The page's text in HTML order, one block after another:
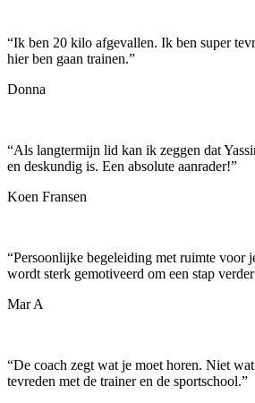
“Ik ben 20 kilo afgevallen. Ik ben super
hier ben gaan trainen.”
Donna
“Als langtermijn lid kan ik zeggen dat
en deskundig is. Een absolute aanrader!”
Koen Fransen
“Persoonlijke begeleiding met ruimte voor
wordt sterk gemotiveerd om een stap
Mar A
“De coach zegt wat je moet horen. Niet
tevreden met de trainer en de sportschool.”